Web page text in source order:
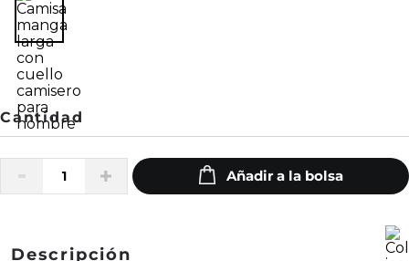
Descripción